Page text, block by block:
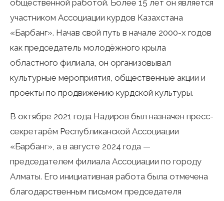
общественной работой. Более 15 лет он является
участником Ассоциации курдов Казахстана
«Барбанг». Начав свой путь в начале 2000-х годов
как председатель молодёжного крыла
областного филиала, он организовывал
культурные мероприятия, общественные акции и
проекты по продвижению курдской культуры.
В октябре 2021 года Надиров был назначен пресс-
секретарём Республиканской Ассоциации
«Барбанг», а в августе 2024 года —
председателем филиала Ассоциации по городу
Алматы. Его инициативная работа была отмечена
благодарственным письмом председателя